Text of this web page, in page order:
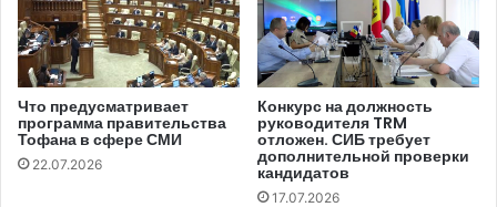
Moldova»,ITV, «Bravo TV» , «Accent TV», «Primul în
Moldova», «ProTV Chișinău » и «Tezaur TV».
Четыре телеканала указали, что у них не было
источников финансирования или инвестиций в
последнем году – «
Gurinel TV», «Popas TV», «ATV
Что предусматривает
программа правительства
Тофана в сфере СМИ
22.07.2026
Конкурс на должность
руководителя TRM
отложен. СИБ требует
дополнительной проверки
кандидатов
17.07.2026